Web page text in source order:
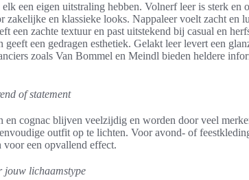
een eigen uitstraling hebben. Volnerf leer is sterk en
zakelijke en klassieke looks. Nappaleer voelt zacht en
een zachte textuur en past uitstekend bij casual en
een gedragen esthetiek. Gelakt leer levert een
zoals Van Bommel en Meindl bieden heldere
of statement
en cognac blijven veelzijdig en worden door veel
outfit op te lichten. Voor avond- of
een opvallend effect.
jouw lichaamstype